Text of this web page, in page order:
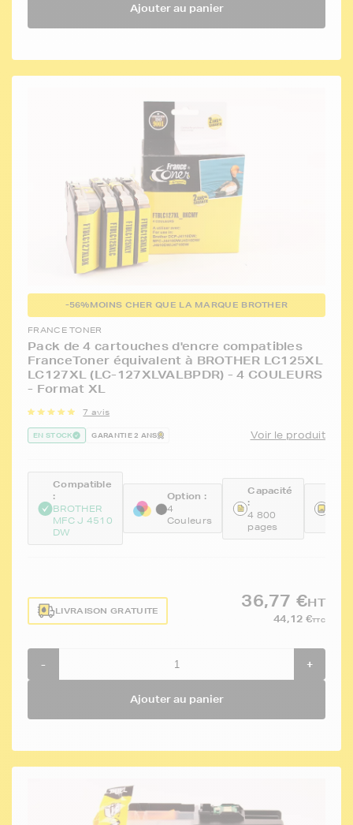
Ajouter au panier
-56%MOINS CHER QUE LA MARQUE BROTHER
FRANCE TONER
Pack de 4 cartouches d'encre compatibles
FranceToner équivalent à BROTHER LC125XL
LC127XL (LC-127XLVALBPDR) - 4 COULEURS
- Format XL
7 avis
EN STOCK GARANTIE 2 ANS Voir le produit
Compatible
:
BROTHER
MFC J 4510
DW
Option :
4
Couleurs
Capacité
:
4 800
pages
LIVRAISON GRATUITE
36,77 €HT
44,12 €TTC
- +
Ajouter au panier